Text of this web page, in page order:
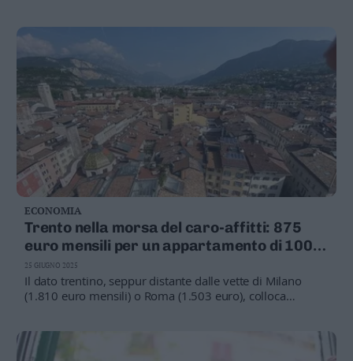
immobile nuovo costa 300 mila euro, spesso la banca si
ferma a 270 mila: la differenza diventa insostenibile. È
soprattutto la prima casa dei giovani a risentirne”
ECONOMIA
Trento nella morsa del caro-affitti: 875
euro mensili per un appartamento di 100
metri
Il dato trentino, seppur distante dalle vette di Milano
(1.810 euro mensili) o Roma (1.503 euro), colloca
affitti. Con 8,75 euro al metro quadro mensile, Trento si
posiziona infatti tra le città più care d'Italia per il mercato
25 GIUGNO 2025